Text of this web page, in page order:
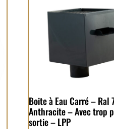
Boite à Eau Carré – Ral
Anthracite – Avec trop
sortie – LPP